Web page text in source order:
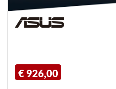
€ 926,00